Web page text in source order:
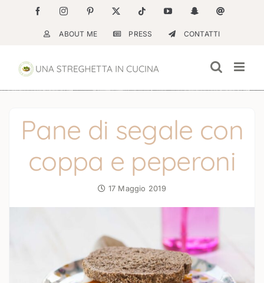
contenuto
FacebookInstagramPinterest Tiktok YouTubeSnapchatEmail
ABOUT ME PRESS CONTATTI
Pane di segale con
coppa e peperoni
17 Maggio 2019